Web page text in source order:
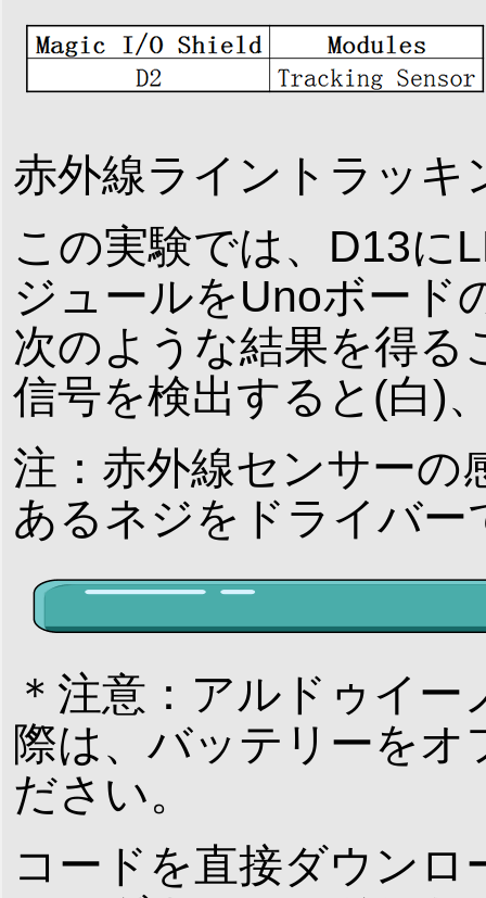
赤外線ライントラッキ
この実験では、D13に
ジュールをUnoボード
次のような結果を得
信号を検出すると(白)
注：赤外線センサーの
あるネジをドライバ
＊注意：アルドゥイ
際は、バッテリーを
ださい。
コードを直接ダウンロ